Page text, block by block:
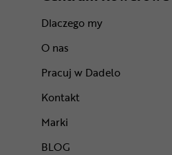
Dlaczego my
O nas
Pracuj w Dadelo
Kontakt
Marki
BLOG